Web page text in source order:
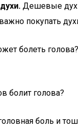
Дешевые
покупать
болит голова?
головная боль и